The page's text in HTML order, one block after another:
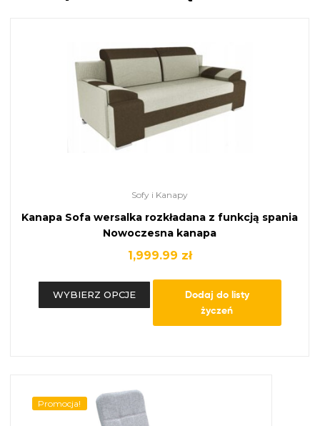
Sofy i Kanapy
Kanapa Sofa wersalka rozkładana z funkcją spania
Nowoczesna kanapa
1,999.99 zł
WYBIERZ OPCJE
Dodaj do listy
życzeń
Promocja!